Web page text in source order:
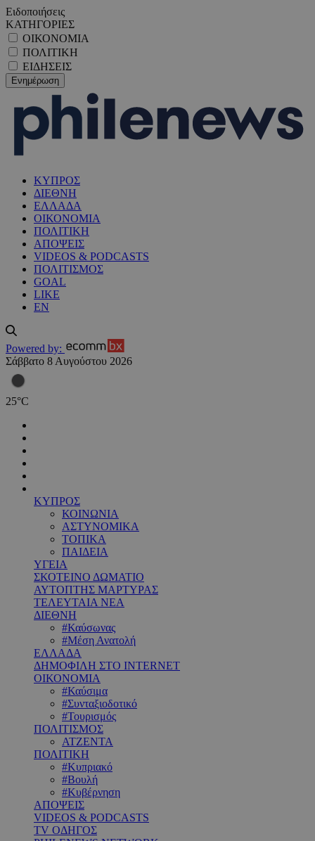
Ειδοποιήσεις
ΚΑΤΗΓΟΡΙΕΣ
ΟΙΚΟΝΟΜΙΑ
ΠΟΛΙΤΙΚΗ
ΕΙΔΗΣΕΙΣ
ΚΥΠΡΟΣ
ΔΙΕΘΝΗ
ΕΛΛΑΔΑ
ΟΙΚΟΝΟΜΙΑ
ΠΟΛΙΤΙΚΗ
ΑΠΟΨΕΙΣ
VIDEOS & PODCASTS
ΠΟΛΙΤΙΣΜΟΣ
GOAL
LIKE
EN
Powered by:
Σάββατο 8 Αυγούστου 2026
25°C
ΚΥΠΡΟΣ
ΚΟΙΝΩΝΙΑ
ΑΣΤΥΝΟΜΙΚΑ
ΤΟΠΙΚΑ
ΠΑΙΔΕΙΑ
ΥΓΕΙΑ
ΣΚΟΤΕΙΝΟ ΔΩΜΑΤΙΟ
ΑΥΤΟΠΤΗΣ ΜΑΡΤΥΡΑΣ
ΤΕΛΕΥΤΑΙΑ ΝΕΑ
ΔΙΕΘΝΗ
#Καύσωνας
#Μέση Ανατολή
ΕΛΛΑΔΑ
ΔΗΜΟΦΙΛΗ ΣΤΟ INTERNET
ΟΙΚΟΝΟΜΙΑ
#Καύσιμα
#Συνταξιοδοτικό
#Τουρισμός
ΠΟΛΙΤΙΣΜΟΣ
ΑΤΖΕΝΤΑ
ΠΟΛΙΤΙΚΗ
#Κυπριακό
#Βουλή
#Κυβέρνηση
ΑΠΟΨΕΙΣ
VIDEOS & PODCASTS
TV ΟΔΗΓΟΣ